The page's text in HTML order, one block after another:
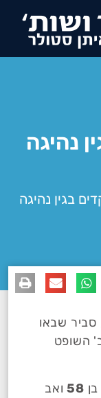
נהיגה
בגין נהיגה
שבאו
השופט
58ואב